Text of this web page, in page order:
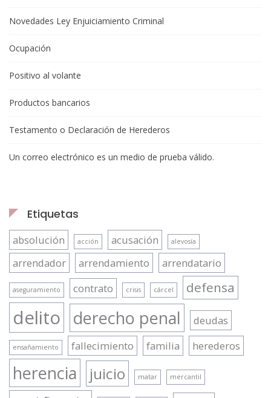
Novedades Ley Enjuiciamiento Criminal
Ocupación
Positivo al volante
Productos bancarios
Testamento o Declaración de Herederos
Un correo electrónico es un medio de prueba válido.
Etiquetas
absolución acción acusación alevosía
arrendador arrendamiento arrendatario
aseguramiento contrato crisis cárcel defensa
delito derecho penal deudas
ensañamiento fallecimiento familia herederos
herencia juicio matar mercantil